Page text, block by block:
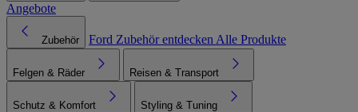
Angebote
Zubehör Ford Zubehör entdecken Alle Produkte
Felgen & Räder Reisen & Transport
Schutz & Komfort Styling & Tuning